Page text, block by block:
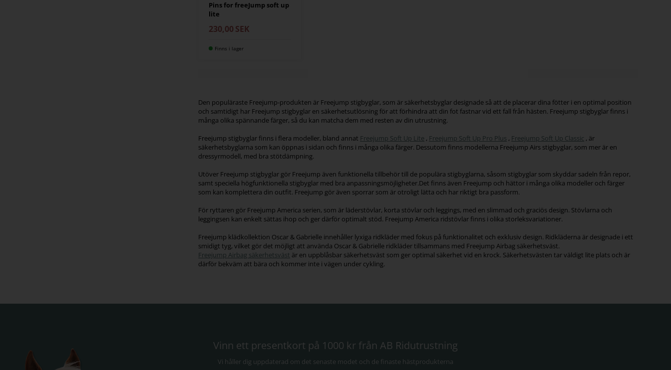
Pins for freeJump soft up
lite
230,00 SEK
Finns i lager
Den populäraste Freejump-produkten är Freejump stigbyglar, som är säkerhetsbyglar designade så att de placerar dina fötter i en optimal position
och samtidigt har Freejump stigbyglar en säkerhetsutlösning för att förhindra att din fot fastnar vid ett fall från hästen. Freejump stigbyglar finns i
många olika spännande färger, så du kan matcha dem med resten av din utrustning.
Freejump stigbyglar finns i flera modeller, bland annat Freejump Soft Up Lite , Freejump Soft Up Pro Plus , Freejump Soft Up Classic , är
säkerhetsbyglarna som kan öppnas i sidan och finns i många olika färger. Dessutom finns modellerna Freejump Airs stigbyglar, som mer är en
dressyrmodell, med bra stötdämpning.
Utöver Freejump stigbyglar gör Freejump även funktionella tillbehör till de populära stigbyglarna, såsom stigbyglar som skyddar sadeln från repor,
samt speciella högfunktionella stigbyglar med bra anpassningsmöjligheter.Det finns även Freejump och hättor i många olika modeller och färger
som kan komplettera din outfit. Freejump gör även sporrar som är otroligt lätta och har riktigt bra passform.
För ryttaren gör Freejump America serien, som är läderstövlar, korta stövlar och leggings, med en slimmad och graciös design. Stövlarna och
leggingsen kan enkelt sättas ihop och ger därför optimalt stöd. Freejump America ridstövlar finns i olika storleksvariationer.
Freejump klädkollektion Oscar & Gabrielle innehåller lyxiga ridkläder med fokus på funktionalitet och exklusiv design. Ridkläderna är designade i ett
smidigt tyg, vilket gör det möjligt att använda Oscar & Gabrielle ridkläder tillsammans med Freejump Airbag säkerhetsväst.
Freejump Airbag säkerhetsväst är en uppblåsbar säkerhetsväst som ger optimal säkerhet vid en krock. Säkerhetsvästen tar väldigt lite plats och är
därför bekväm att bära och kommer inte i vägen under cykling.
Vinn ett presentkort på 1000 kr från AB Ridutrustning
Vi håller dig uppdaterad om det senaste modet och de finaste hästprodukterna